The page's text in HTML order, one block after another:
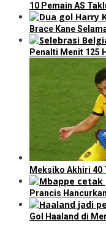
10 Pemain AS
Brace Kane
Penalti Menit 125
Meksiko Akhiri 40
Prancis
Gol Haaland di